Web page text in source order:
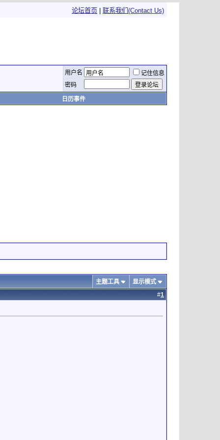
论坛首页 联系我们(Contact Us)
用户名
记住信息
密码
日历事件
主题工具
显示模式
#1